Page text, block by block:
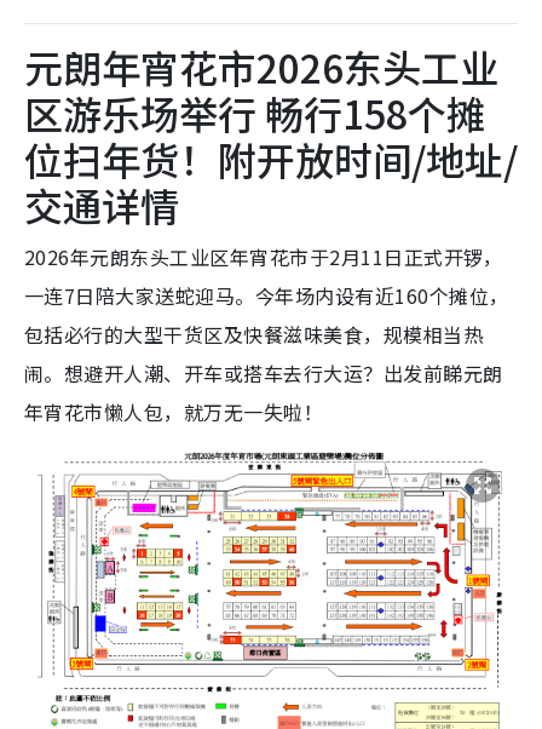
元朗年宵花市2026东头工业
区游乐场举行 畅行158个摊
位扫年货！附开放时间/地址/
交通详情
2026年元朗东头工业区年宵花市于2月11日正式开锣，
一连7日陪大家送蛇迎马。今年场内设有近160个摊位，
包括必行的大型干货区及快餐滋味美食，规模相当热
闹。想避开人潮、开车或搭车去行大运？出发前睇元朗
年宵花市懒人包，就万无一失啦！